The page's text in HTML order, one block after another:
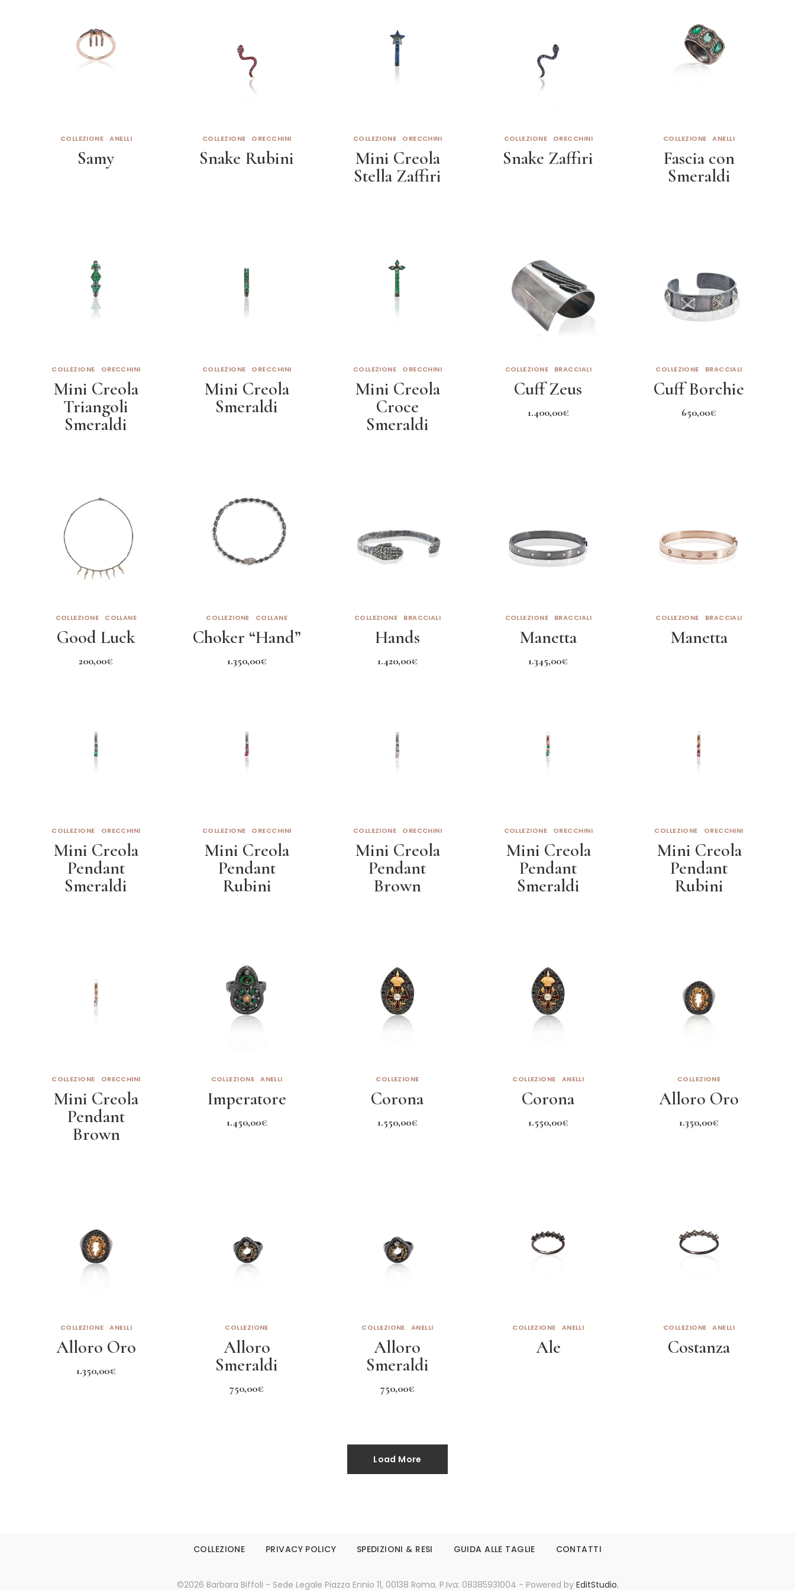
COLLEZIONE ANELLI
Samy
COLLEZIONE ORECCHINI
Snake Rubini
COLLEZIONE ORECCHINI
Mini Creola
Stella Zaffiri
COLLEZIONE ORECCHINI
Snake Zaffiri
COLLEZIONE ANELLI
Fascia con
Smeraldi
COLLEZIONE ORECCHINI
Mini Creola
Triangoli
Smeraldi
COLLEZIONE ORECCHINI
Mini Creola
Smeraldi
COLLEZIONE ORECCHINI
Mini Creola
Croce
Smeraldi
COLLEZIONE BRACCIALI
Cuff Zeus
1.400,00€
COLLEZIONE BRACCIALI
Cuff Borchie
650,00€
COLLEZIONE COLLANE
Good Luck
200,00€
COLLEZIONE COLLANE
Choker “Hand”
1.350,00€
COLLEZIONE BRACCIALI
Hands
1.420,00€
COLLEZIONE BRACCIALI
Manetta
1.345,00€
COLLEZIONE BRACCIALI
Manetta
COLLEZIONE ORECCHINI
Mini Creola
Pendant
Smeraldi
COLLEZIONE ORECCHINI
Mini Creola
Pendant
Rubini
COLLEZIONE ORECCHINI
Mini Creola
Pendant
Brown
COLLEZIONE ORECCHINI
Mini Creola
Pendant
Smeraldi
COLLEZIONE ORECCHINI
Mini Creola
Pendant
Rubini
COLLEZIONE ORECCHINI
Mini Creola
Pendant
Brown
COLLEZIONE ANELLI
Imperatore
1.450,00€
COLLEZIONE
Corona
1.550,00€
COLLEZIONE ANELLI
Corona
1.550,00€
COLLEZIONE
Alloro Oro
1.350,00€
COLLEZIONE ANELLI
Alloro Oro
1.350,00€
COLLEZIONE
Alloro
Smeraldi
750,00€
COLLEZIONE ANELLI
Alloro
Smeraldi
750,00€
COLLEZIONE ANELLI
Ale
COLLEZIONE ANELLI
Costanza
Load More
COLLEZIONE PRIVACY POLICY SPEDIZIONI & RESI GUIDA ALLE TAGLIE CONTATTI
©2026 Barbara Biffoli - Sede Legale Piazza Ennio 11, 00138 Roma. P.Iva: 08385931004 - Powered by EditStudio.